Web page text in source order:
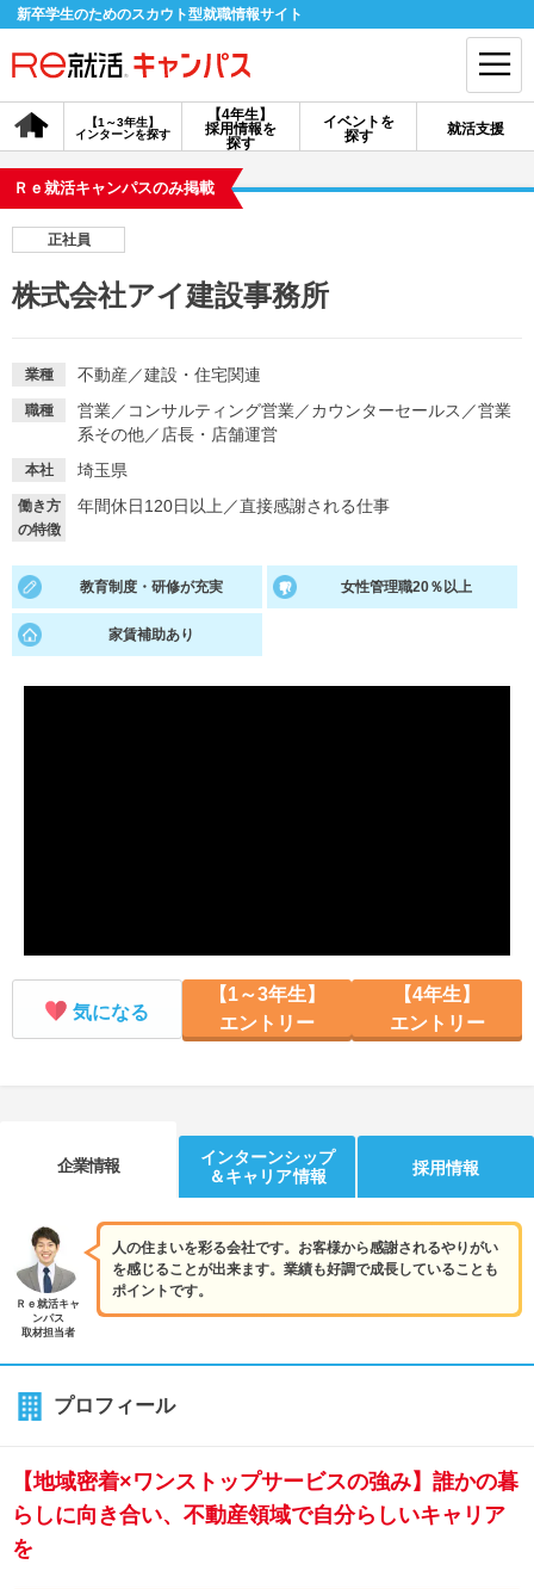
新卒学生のためのスカウト型就職情報サイト
【4年生】
採用情報を
探す
【1～3年生】
インターンを探す
イベントを
探す
就活支援
会員登録 ログイン
探す
イベントを探す スカウト
就活ノウハウ・サポート
就活支援
就活ノウハウが満載！
就活コラム
お役立ち記事・相談室など
Ｒｅ就活キャンパスのみ掲載
正社員
株式会社アイ建設事務所
業種 不動産／建設・住宅関連
職種 営業／ コンサルティング営業／カウンターセールス ／営業
系その他／ 店長・店舗運営
本社 埼玉県
働き方
の特徴
年間休日120日以上 ／直接感謝される仕事
教育制度・研修が充実 女性管理職20％以上
家賃補助あり
気になる
【1～3年生】
エントリー
【4年生】
エントリー
企業情報
インターンシップ
＆キャリア情報
採用情報
人の住まいを彩る会社です。お客様から感謝されるやりがい
を感じることが出来ます。業績も好調で成長していることも
ポイントです。
Ｒｅ就活キャ
ンパス
取材担当者
プロフィール
【地域密着×ワンストップサービスの強み】誰かの暮
らしに向き合い、不動産領域で自分らしいキャリア
を